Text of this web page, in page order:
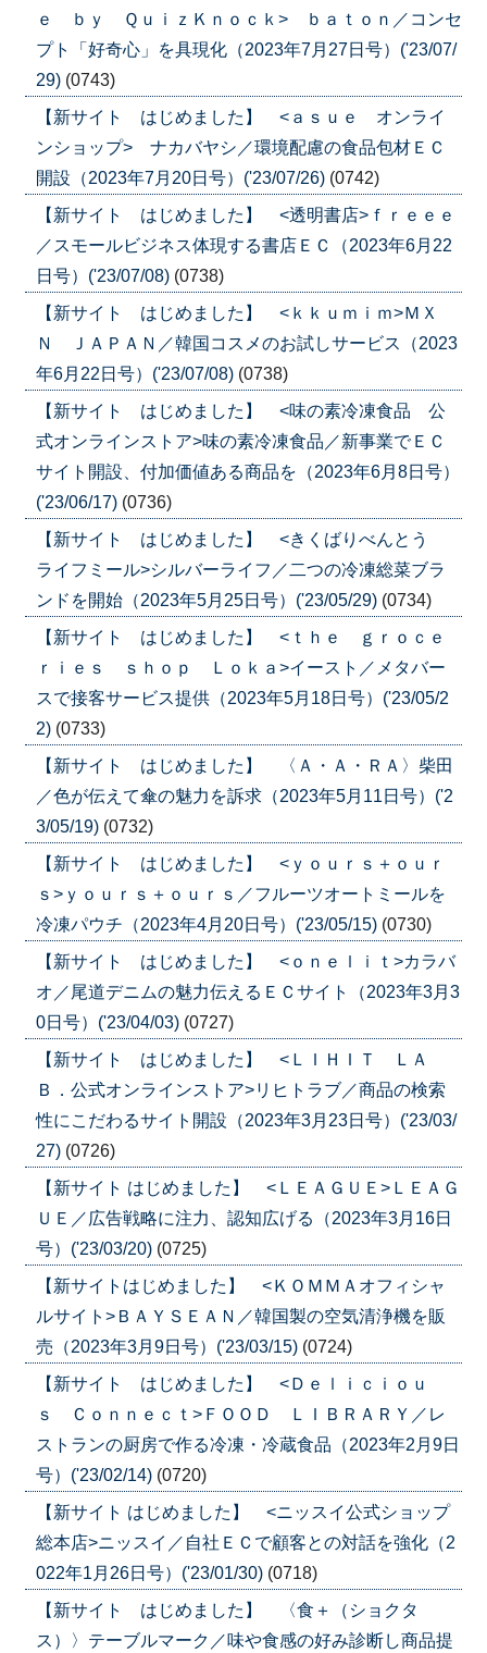
ｅ ｂｙ ＱｕｉｚＫｎｏｃｋ> ｂａｔｏｎ／コンセ
プト「好奇心」を具現化（2023年7月27日号）('23/07/
29) (0743)
【新サイト はじめました】 <ａｓｕｅ オンライ
ンショップ> ナカバヤシ／環境配慮の食品包材ＥＣ
開設（2023年7月20日号）('23/07/26) (0742)
【新サイト はじめました】 <透明書店>ｆｒｅｅｅ
／スモールビジネス体現する書店ＥＣ（2023年6月22
日号）('23/07/08) (0738)
【新サイト はじめました】 <ｋｋｕｍｉｍ>ＭＸ
Ｎ ＪＡＰＡＮ／韓国コスメのお試しサービス（2023
年6月22日号）('23/07/08) (0738)
【新サイト はじめました】 <味の素冷凍食品 公
式オンラインストア>味の素冷凍食品／新事業でＥＣ
サイト開設、付加価値ある商品を（2023年6月8日号）
('23/06/17) (0736)
【新サイト はじめました】 <きくばりべんとう
ライフミール>シルバーライフ／二つの冷凍総菜ブラ
ンドを開始（2023年5月25日号）('23/05/29) (0734)
【新サイト はじめました】 <ｔｈｅ ｇｒｏｃｅ
ｒｉｅｓ ｓｈｏｐ Ｌｏｋａ>イースト／メタバー
スで接客サービス提供（2023年5月18日号）('23/05/2
2) (0733)
【新サイト はじめました】 〈Ａ・Ａ・ＲＡ〉柴田
／色が伝えて傘の魅力を訴求（2023年5月11日号）('2
3/05/19) (0732)
【新サイト はじめました】 <ｙｏｕｒｓ＋ｏｕｒ
ｓ>ｙｏｕｒｓ＋ｏｕｒｓ／フルーツオートミールを
冷凍パウチ（2023年4月20日号）('23/05/15) (0730)
【新サイト はじめました】 <ｏｎｅｌｉｔ>カラバ
オ／尾道デニムの魅力伝えるＥＣサイト（2023年3月3
0日号）('23/04/03) (0727)
【新サイト はじめました】 <ＬＩＨＩＴ ＬＡ
Ｂ．公式オンラインストア>リヒトラブ／商品の検索
性にこだわるサイト開設（2023年3月23日号）('23/03/
27) (0726)
【新サイト はじめました】 <ＬＥＡＧＵＥ>ＬＥＡＧ
ＵＥ／広告戦略に注力、認知広げる（2023年3月16日
号）('23/03/20) (0725)
【新サイトはじめました】 <ＫＯＭＭＡオフィシャ
ルサイト>ＢＡＹＳＥＡＮ／韓国製の空気清浄機を販
売（2023年3月9日号）('23/03/15) (0724)
【新サイト はじめました】 <Ｄｅｌｉｃｉｏｕ
ｓ Ｃｏｎｎｅｃｔ>ＦＯＯＤ ＬＩＢＲＡＲＹ／レ
ストランの厨房で作る冷凍・冷蔵食品（2023年2月9日
号）('23/02/14) (0720)
【新サイト はじめました】 <ニッスイ公式ショップ
総本店>ニッスイ／自社ＥＣで顧客との対話を強化（2
022年1月26日号）('23/01/30) (0718)
【新サイト はじめました】 〈食＋（ショクタ
ス）〉テーブルマーク／味や食感の好み診断し商品提